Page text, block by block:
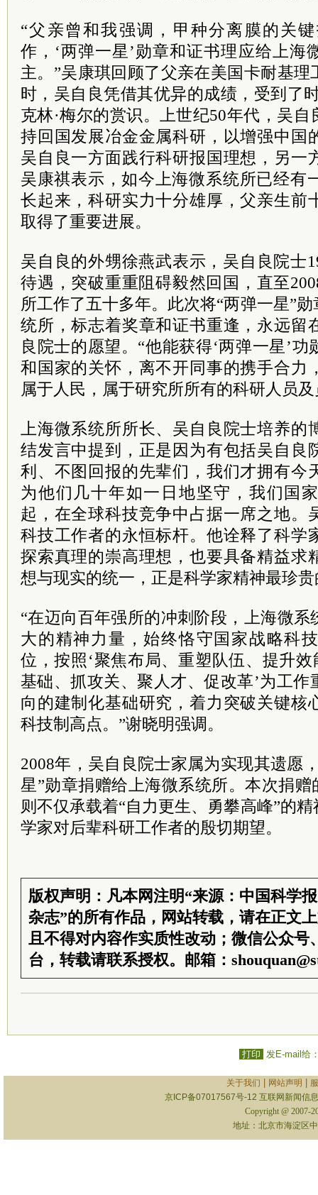
“父亲曾和我强调，甲种分离膜的关
作，‘两弹一星’勋章和证书理应给上海
主。”吴康琪回顾了父亲在美国卡耐基
时，吴自良凭借其优异的成绩，受到了
克林·梅尔的赏识。上世纪50年代，吴
持回国发展冶金金属科研，以增强中国
吴自良一方面践行科研报国理想，另一
吴康祺表示，如今上海微系统所已经有
长起来，科研实力十分雄厚，父亲生前
取得了重要进展。
吴自良的外甥徐燕武表示，吴自良院士
待遇，突破重重阻碍毅然回国，直至
所工作了五十多年。此次将“两弹一星”
统所，标志着奖章和证书重逢，永远留
良院士的愿望。“他能获得‘两弹一星’
和国家的关怀，离不开同事的携手合力
属于人民，属于研究所所有的科研人员及
上海微系统所所长、吴自良院士培养的
结发言中提到，正是因为有包括吴自良
利、不图回报的先辈们，我们才拥有今
为他们几十年如一日地坚守，我们国
起，在全球科技竞争中占据一席之地。
科技工作者的永恒标杆。他诠释了科学
探索真理的崇高理想，也要具备精益求
想与现实的统一，正是科学家精神最珍
“在迈向百年强所的冲刺阶段，上海微
大的精神力量，始终恪守国家战略科
位，按照‘聚焦布局、重塑队伍、提升效
基础、抓攻关、聚人才、促改革’为工
向的建制化基础研究，着力突破关键核
科技制高点。”谢晓明强调。
2008年，吴自良院士家属为实现其遗愿
星”勋章捐赠给上海微系统所。本次捐赠
则不仅承载着“自力更生、勇攀高峰”的
学家对后辈科研工作者的殷切期望。
版权声明：凡本网注明“来源：中国科学
杂志”的所有作品，网站转载，请在正文
且不得对内容作实质性改动；微信公众号
台，转载请联系授权。邮箱：
打印 发E-mail给
关于我们 网站声明
京ICP备07017567号-12 互联网新闻信
Copyright @ 2007-
地址：北京市海淀区